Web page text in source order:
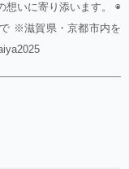
想いに寄り添います。 ◉
※滋賀県・京都市内を